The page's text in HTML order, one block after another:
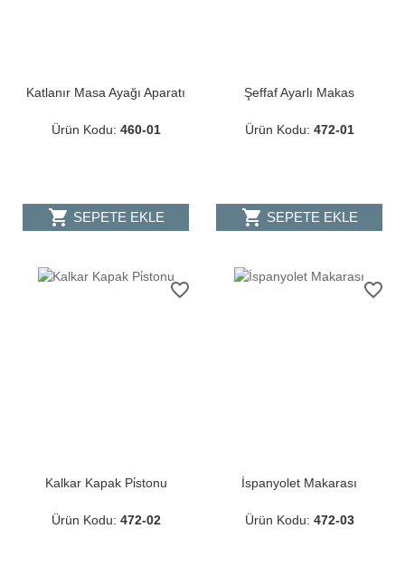
Katlanır Masa Ayağı Aparatı
Ürün Kodu: 460-01
shopping_cart SEPETE EKLE
Şeffaf Ayarlı Makas
Ürün Kodu: 472-01
shopping_cart SEPETE EKLE
favorite_border
Kalkar Kapak Pi̇stonu
Ürün Kodu: 472-02
favorite_border
İspanyolet Makarası
Ürün Kodu: 472-03